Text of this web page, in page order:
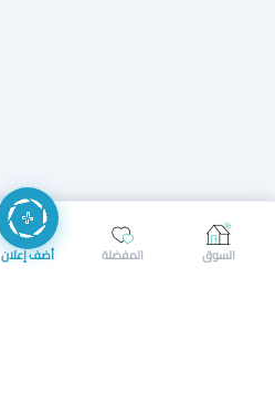
إرسال رسالة
أضف إعلان المفضلة السوق